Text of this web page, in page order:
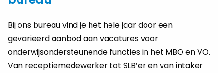
Bij ons bureau vind je het hele jaar door een
gevarieerd aanbod aan vacatures voor
onderwijsondersteunende functies in het MBO en VO.
Van receptiemedewerker tot SLB’er en van intaker